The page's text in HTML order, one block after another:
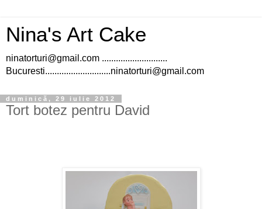
Nina's Art Cake
ninatorturi@gmail.com ............................
Bucuresti............................ninatorturi@gmail.com
duminică, 29 iulie 2012
Tort botez pentru David